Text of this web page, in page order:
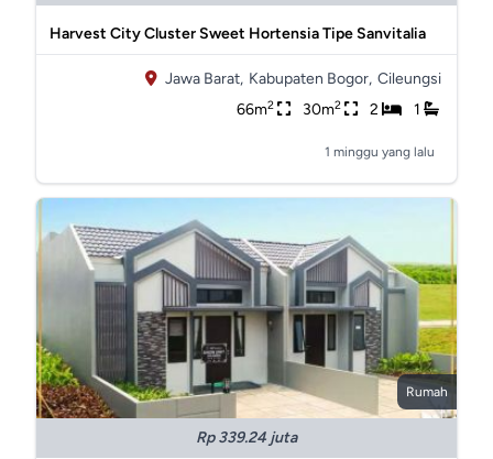
Harvest City Cluster Sweet Hortensia Tipe Sanvitalia
Jawa Barat, Kabupaten Bogor, Cileungsi
66m2 30m2 2 1
1 minggu yang lalu
Rumah
Rp 339.24 juta